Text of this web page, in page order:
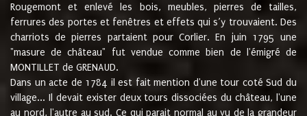
Rougemont et enlevé les bois, meubles, pierres de tailles,
ferrures des portes et fenêtres et effets qui s’y trouvaient. Des
charriots de pierres partaient pour Corlier. En juin 1795 une
"masure de château" fut vendue comme bien de l'émigré de
MONTILLET de GRENAUD.
Dans un acte de 1784 il est fait mention d'une tour coté Sud du
village... Il devait exister deux tours dissociées du château, l'une
au nord, l'autre au sud. Ce qui parait normal au vu de la grandeur